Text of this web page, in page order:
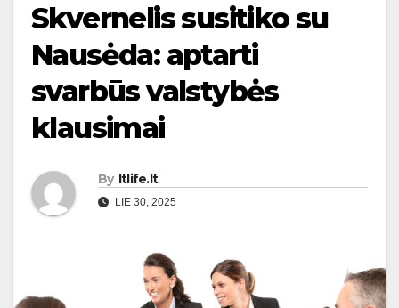
Skvernelis susitiko su
Nausėda: aptarti
svarbūs valstybės
klausimai
By ltlife.lt
LIE 30, 2025